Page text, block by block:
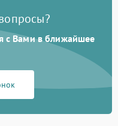
с Вами в ближайшее